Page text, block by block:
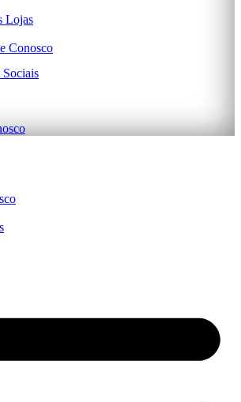
Lojas
Conosco
Sociais